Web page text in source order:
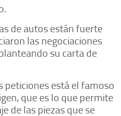
de autos están fuerte
las negociaciones
su carta de
peticiones está el famoso
que es lo que permite
de las piezas que se